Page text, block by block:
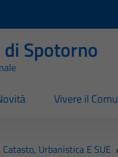
di Spotorno
Vivere il
Catasto, Urbanistica E SUE